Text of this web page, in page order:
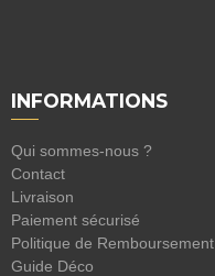
INFORMATIONS
Qui sommes-nous ?
Contact
Livraison
Paiement sécurisé
Politique de Remboursement
Guide Déco